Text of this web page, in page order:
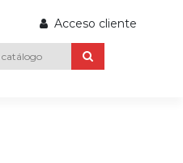
Acceso cliente